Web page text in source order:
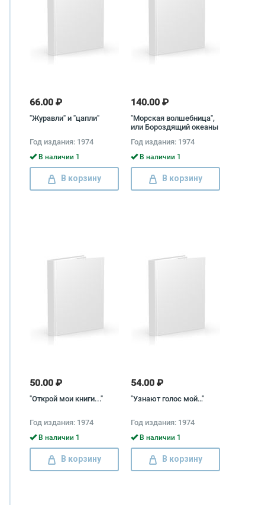
66.00 ₽
"Журавли" и "цапли"
Год издания: 1974
В наличии 1
В корзину
140.00 ₽
"Морская волшебница",
или Бороздящий океаны
Год издания: 1974
В наличии 1
В корзину
50.00 ₽
"Открой мои книги..."
Год издания: 1974
В наличии 1
В корзину
54.00 ₽
"Узнают голос мой…"
Год издания: 1974
В наличии 1
В корзину